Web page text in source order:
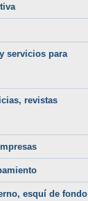
servicios para
revistas
esquí de fondo